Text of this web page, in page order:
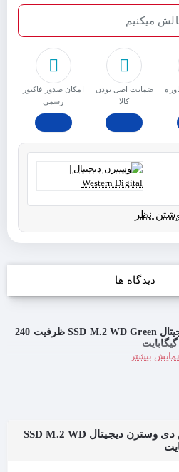
ﺿﻤﺎﻧﺖ اﺻﻞ ﺑﻮدن
ﮐﺎﻟﺎ
امکان صدور فاکتور
رسمی
میکنیم
نظر
دیدگاه ها
حافظه اس اس دی وسترن دیجیتال SSD M.2 WD Green ظرفیت 240
گیگابایت
نظرات برای حافظه اس اس دی وسترن دیجیتال SSD M.2 WD